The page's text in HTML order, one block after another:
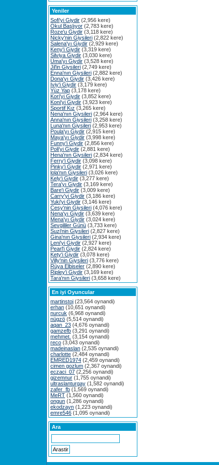
Yeniler
Sofi'yi Giydir (2,956 kere)
Okul Başlıyor (2,783 kere)
Roze'u Giydir (3,118 kere)
Nicky'nin Giysileri (2,822 kere)
Salena'yı Giydir (2,929 kere)
Keny'i Giydir (3,319 kere)
Silviya Giydir (3,030 kere)
Uma'yı Giydir (3,528 kere)
Jil'in Giysileri (2,749 kere)
Enna'nın Giysileri (2,882 kere)
Dona'yı Giydir (3,426 kere)
Iviy'i Giydir (3,179 kere)
Yüz Yap (3,178 kere)
Kori'yi Giydir (3,852 kere)
Koni'yi Giydir (3,923 kere)
Sportif Kız (3,265 kere)
Nena'nın Giysileri (2,964 kere)
Anna'nın Giysileri (3,258 kere)
Luna'nın Giysileri (2,953 kere)
Poula'yı Giydir (2,915 kere)
Maya'yı Giydir (3,998 kere)
Funny'i Giydir (2,856 kere)
Poli'yi Giydir (2,881 kere)
Hena'nın Giysileri (2,834 kere)
Ferry'i Giydir (3,098 kere)
Pinky'i Giydir (2,971 kere)
lola'nın Giysileri (3,026 kere)
Kely'i Giydir (3,277 kere)
Tera'yı Giydir (3,169 kere)
Bare'i Giydir (3,009 kere)
Carry'yi Giydir (3,186 kere)
Yuki'yi Giydir (3,146 kere)
Cesy'nin Giysileri (4,076 kere)
Nena'yı Giydir (3,639 kere)
Mena'yı Giydir (3,024 kere)
Sevgililer Günü (3,733 kere)
Suzi'nin Giysileri (2,827 kere)
Gina'nın Giysileri (2,934 kere)
Leni'yi Giydir (2,927 kere)
Pearl'i Giydir (2,824 kere)
Kety'i Giydir (3,078 kere)
Villy'nin Giysileri (3,776 kere)
Rüya Elbiseler (2,890 kere)
Ripley'i Giydir (3,169 kere)
Tara'nın Giysileri (3,658 kere)
En iyi Oyuncular
martinstoj (23,564 oynandi)
erhan (10,651 oynandi)
nurcuk (6,968 oynandi)
nügzö (5,514 oynandi)
aqan_23 (4,676 oynandi)
gamzefb (3,291 oynandi)
mehmet. (3,154 oynandi)
reco (3,043 oynandi)
madeinaslan (2,535 oynandi)
charlotte (2,484 oynandi)
EMRED1974 (2,459 oynandi)
cimen gozlum (2,367 oynandi)
eczaci_07 (2,256 oynandi)
gizemnur (1,755 oynandi)
ultraslanturgay (1,582 oynandi)
zafer_fb (1,569 oynandi)
MeRT (1,560 oynandi)
ongun (1,286 oynandi)
ekodzayn (1,223 oynandi)
emre546 (1,095 oynandi)
Ara